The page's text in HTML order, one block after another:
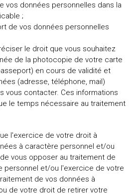
vos données personnelles dans la
;
de vos données personnelles
le droit que vous souhaitez
de la photocopie de votre carte
en cours de validité et
(adresse, téléphone, mail)
vous contacter. Ces informations
le temps nécessaire au traitement
l'exercice de votre droit à
à caractère personnel et/ou
vous opposer au traitement de
personnel et/ou l'exercice de votre
de vos données à
de votre droit de retirer votre